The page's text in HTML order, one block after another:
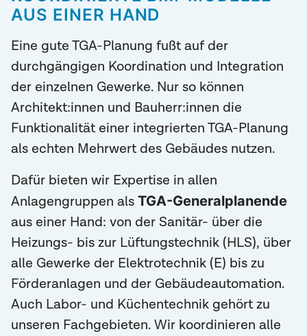
AUS EINER HAND
Eine gute TGA-Planung fußt auf der
durchgängigen Koordination und Integration
der einzelnen Gewerke. Nur so können
Architekt:innen und Bauherr:innen die
Funktionalität einer integrierten TGA-Planung
als echten Mehrwert des Gebäudes nutzen.
Dafür bieten wir Expertise in allen
Anlagengruppen als TGA-Generalplanende
aus einer Hand: von der Sanitär- über die
Heizungs- bis zur Lüftungstechnik (HLS), über
alle Gewerke der Elektrotechnik (E) bis zu
Förderanlagen und der Gebäudeautomation.
Auch Labor- und Küchentechnik gehört zu
unseren Fachgebieten. Wir koordinieren alle